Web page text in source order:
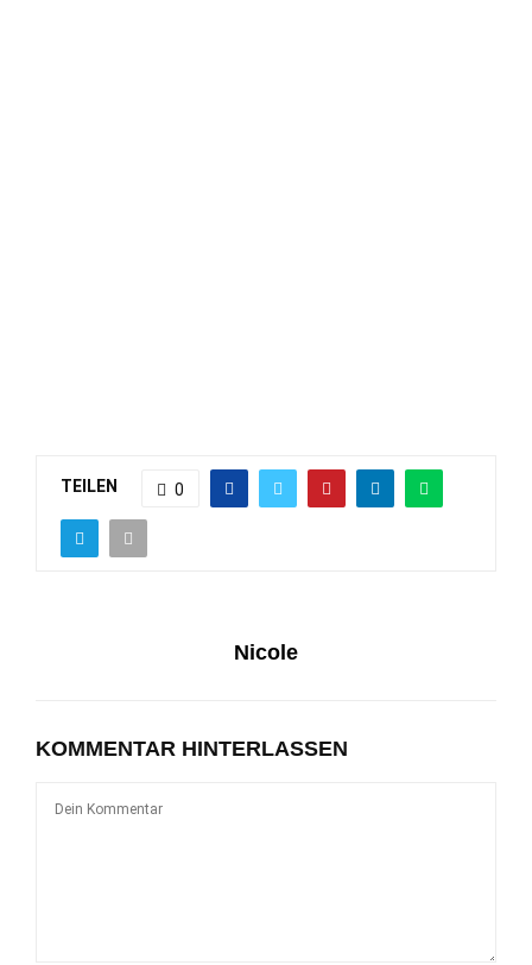
TEILEN 0
Nicole
KOMMENTAR HINTERLASSEN